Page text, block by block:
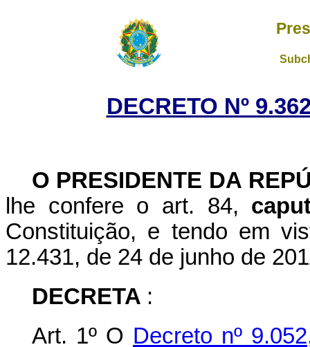
DECRETO Nº
O PRESIDENTE DA
lhe confere o art. 84,
Constituição, e tendo em
12.431, de 24 de junho de
DECRETA :
Art. 1º O Decreto nº